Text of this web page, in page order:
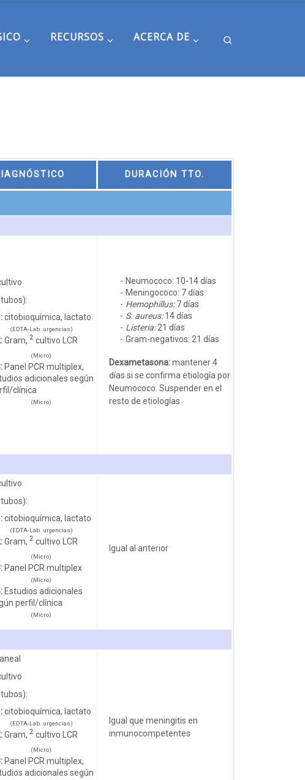
RECURSOS ACERCA DE
DURACIÓN TTO.
citobioquímica, lactato
(EDTA-Lab. urgencias)
Gram, 2 cultivo LCR
(Micro)
Panel PCR multiplex,
adicionales según
clínica
(Micro)
Neumococo: 10-14 días
Meningococo: 7 días
Hemophillus:7 días
S. aureus:14 días
Listeria:21 días
Gram-negativos: 21 días
Dexametasona:mantener 4
días si se confirma etiología por
Neumococo. Suspender en el
resto de etiologías
citobioquímica, lactato
(EDTA-Lab. urgencias)
Gram, 2 cultivo LCR
(Micro)
Panel PCR multiplex
(Micro)
Estudios adicionales
perfil/clínica
(Micro)
Igual al anterior
citobioquímica, lactato
(EDTA-Lab. urgencias)
Gram, 2 cultivo LCR
(Micro)
Panel PCR multiplex,
adicionales según
Igual que meningitis en
inmunocompetentes